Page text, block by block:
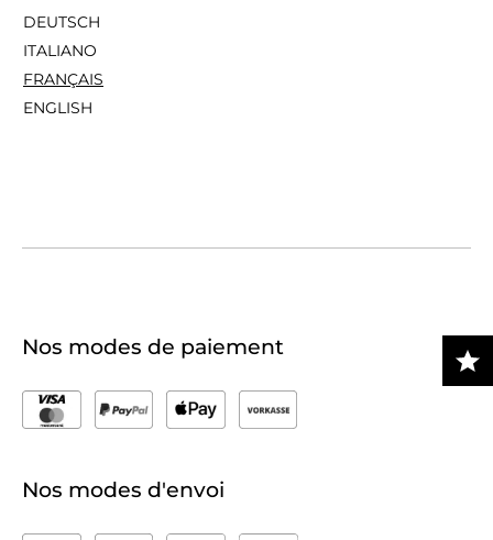
DEUTSCH
ITALIANO
FRANÇAIS
ENGLISH
Nos modes de paiement
Nos modes d'envoi